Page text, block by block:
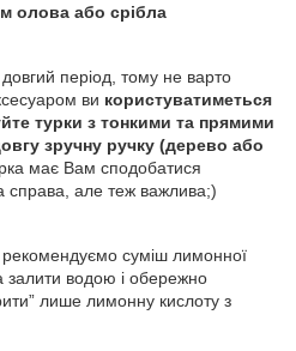
олова або срібла
період, тому не варто
ви користуватиметься
турки з тонкими та прямими
зручну ручку (дерево або
має Вам сподобатися
справа, але теж важлива;)
суміш лимонної
залити водою і обережно
лише лимонну кислоту з